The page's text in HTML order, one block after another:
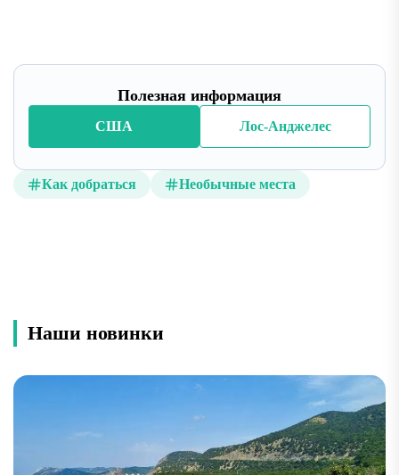
Полезная информация
США Лос-Анджелес
Как добраться Необычные места
Наши новинки